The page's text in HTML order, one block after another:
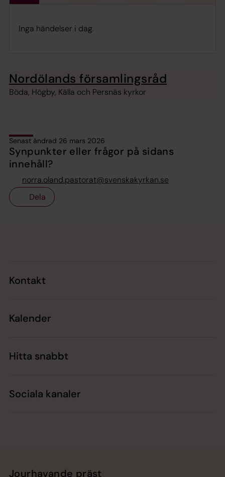
Inga händelser i dag.
Nordölands församlingsråd
Böda, Högby, Källa och Persnäs kyrkor
Senast ändrad 26 mars 2026
Synpunkter eller frågor på sidans
innehåll?
norra.oland.pastorat@svenskakyrkan.se
Dela
Kontakt
Kalender
Hitta snabbt
Sociala kanaler
Jourhavande präst